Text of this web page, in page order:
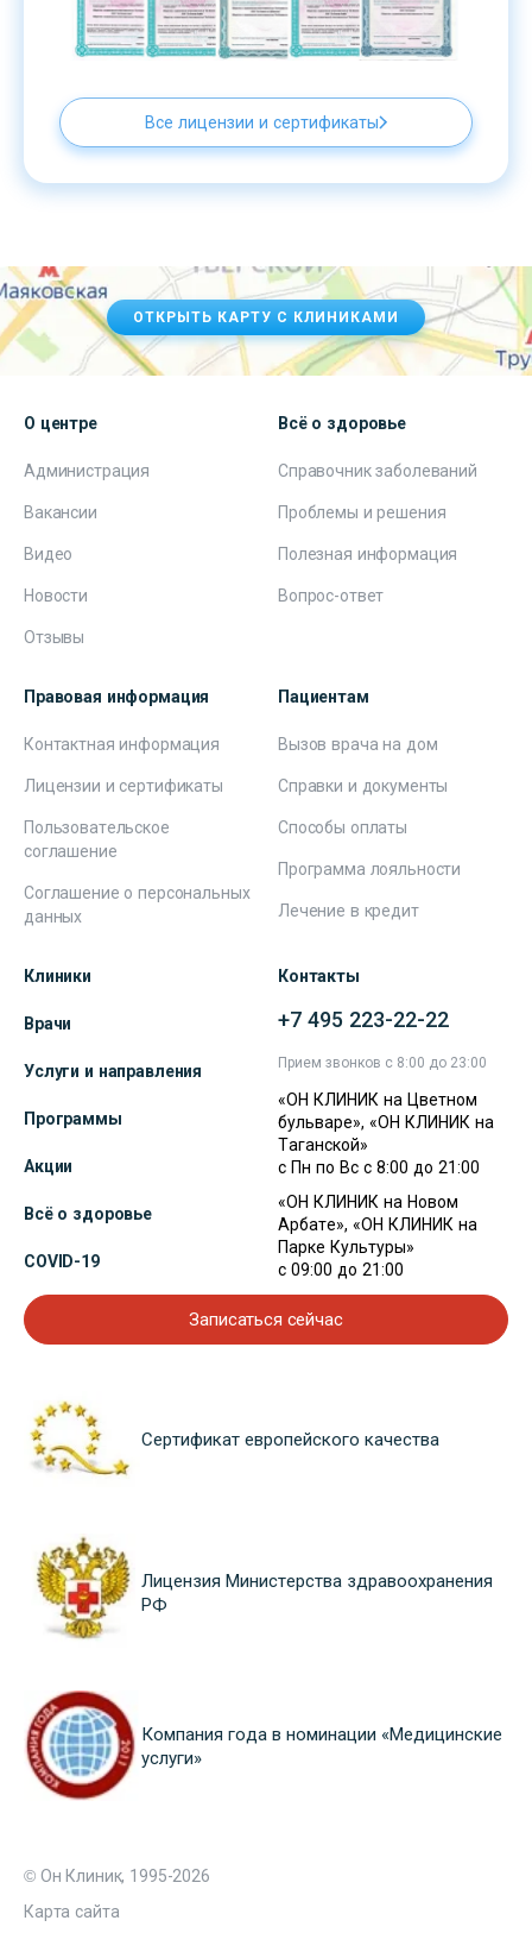
Все лицензии и сертификаты
ОТКРЫТЬ КАРТУ С КЛИНИКАМИ
О центре
Администрация
Вакансии
Видео
Новости
Отзывы
Всё о здоровье
Справочник заболеваний
Проблемы и решения
Полезная информация
Вопрос-ответ
Правовая информация
Контактная информация
Лицензии и сертификаты
Пользовательское
соглашение
Соглашение о персональных
данных
Пациентам
Вызов врача на дом
Справки и документы
Способы оплаты
Программа лояльности
Лечение в кредит
Клиники
Врачи
Услуги и направления
Программы
Акции
Всё о здоровье
COVID-19
Контакты
+7 495 223-22-22
Прием звонков с 8:00 до 23:00
«ОН КЛИНИК на Цветном
бульваре», «ОН КЛИНИК на
Таганской»
с Пн по Вс с 8:00 до 21:00
«ОН КЛИНИК на Новом
Арбате», «ОН КЛИНИК на
Парке Культуры»
с 09:00 до 21:00
Записаться сейчас
Сертификат европейского качества
Лицензия Министерства здравоохранения
РФ
Компания года в номинации «Медицинские
услуги»
© Он Клиник, 1995-2026
Карта сайта